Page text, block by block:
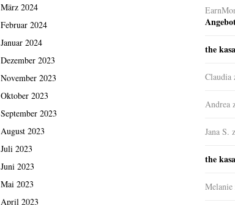
März 2024
Februar 2024
Januar 2024
Dezember 2023
November 2023
Oktober 2023
September 2023
August 2023
Juli 2023
Juni 2023
Mai 2023
April 2023
the
Claudia
Andrea
Jana S.
the
Melanie